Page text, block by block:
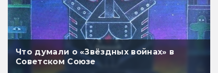
Что думали о «Звёздных войнах» в
Советском Союзе